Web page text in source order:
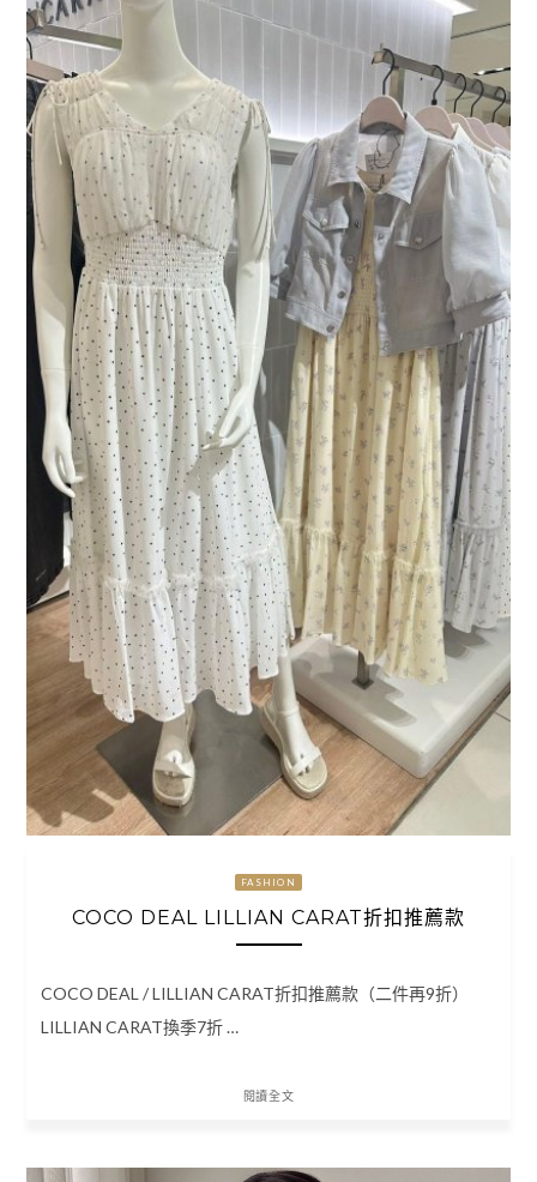
FASHION
COCO DEAL LILLIAN CARAT折扣推薦款
COCO DEAL / LILLIAN CARAT折扣推薦款（二件再9折）
LILLIAN CARAT換季7折 …
閱讀全文